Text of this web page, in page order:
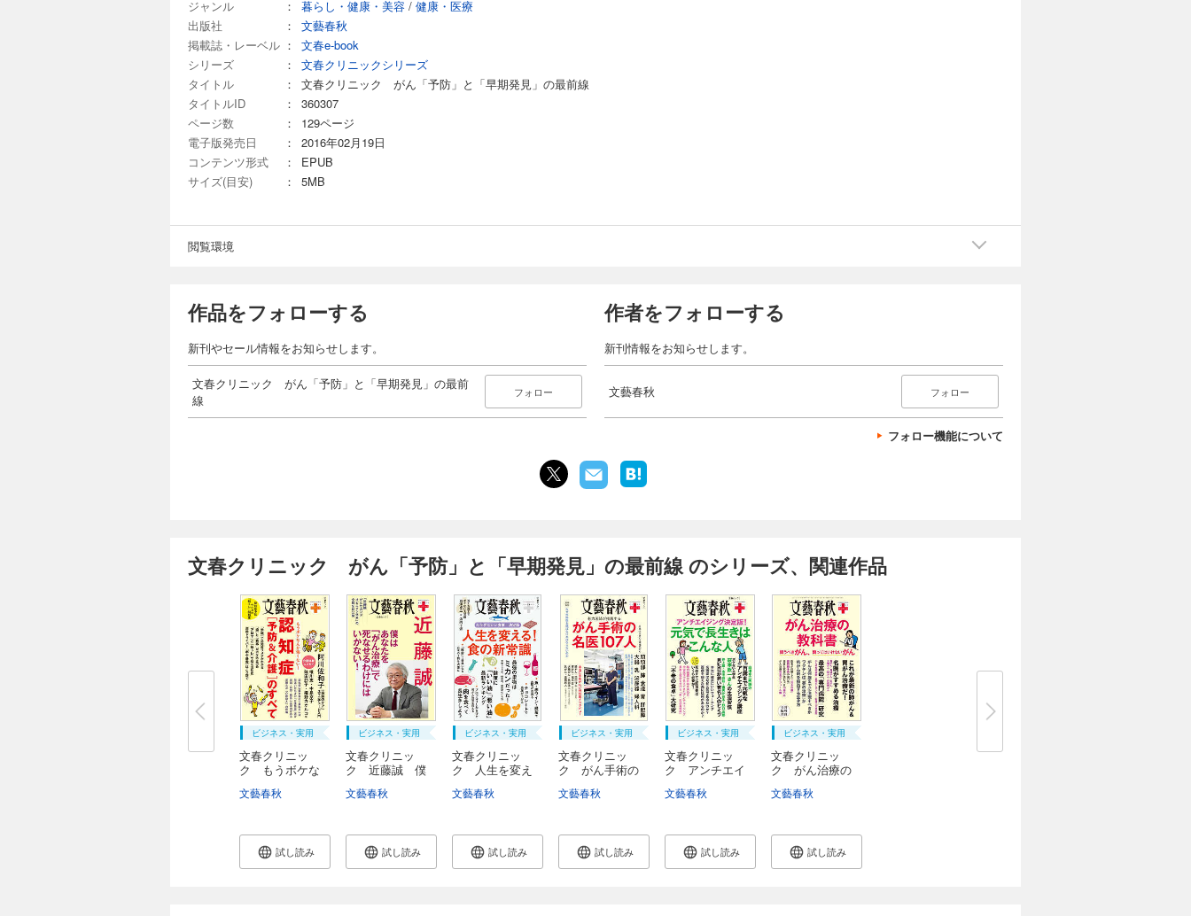
ジャンル
： 暮らし・健康・美容 / 健康・医療
出版社
：
文藝春秋
掲載誌・レーベル ：
文春e-book
シリーズ
：
文春クリニックシリーズ
タイトル
：
文春クリニック がん「予防」と「早期発見」の最前線
タイトルID
：
360307
ページ数
：
129ページ
電子版発売日
：
2016年02月19日
コンテンツ形式
：
EPUB
サイズ(目安)
： 5MB
閲覧環境
作品をフォローする
新刊やセール情報をお知らせします。
文春クリニック がん「予防」と「早期発見」の最前
線
フォロー
作者をフォローする
新刊情報をお知らせします。
文藝春秋 フォロー
フォロー機能について
文春クリニック がん「予防」と「早期発見」の最前線 のシリーズ、関連作品
ビジネス・実用
文春クリニッ
ク もうボケな
文藝春秋
試し読み
ビジネス・実用
文春クリニッ
ク 近藤誠 僕
文藝春秋
試し読み
ビジネス・実用
文春クリニッ
ク 人生を変え
文藝春秋
試し読み
ビジネス・実用
文春クリニッ
ク がん手術の
文藝春秋
試し読み
ビジネス・実用
文春クリニッ
ク アンチエイ
文藝春秋
試し読み
ビジネス・実用
文春クリニッ
ク がん治療の
文藝春秋
試し読み